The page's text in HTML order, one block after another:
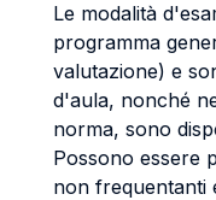
Le modalità
programma
valutazione) e
d'aula, nonché
norma, sono
Possono essere
non frequentanti